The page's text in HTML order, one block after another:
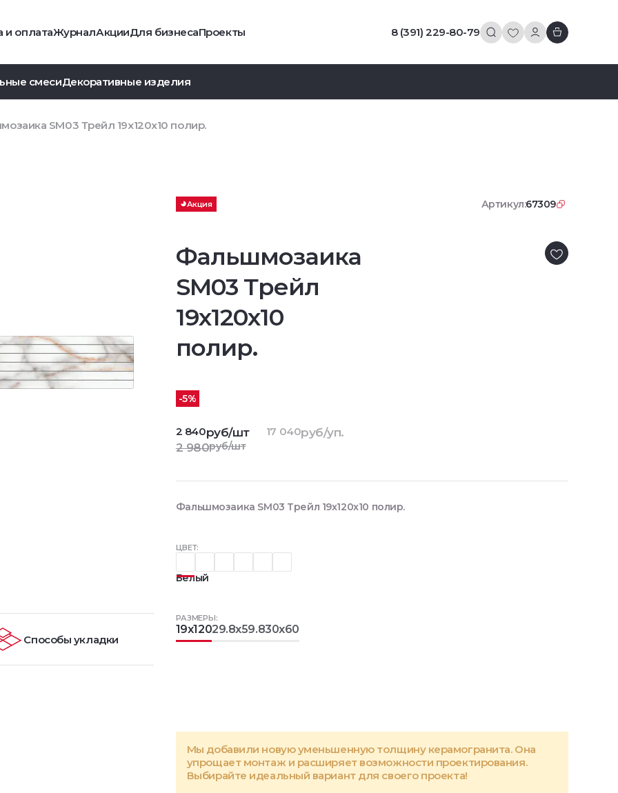
и оплатаЖурналАкцииДля бизнесаПроекты 8 (391) 229-80-79
смесиДекоративные изделия
SM03 Трейл 19x120x10 полир.
Акция Артикул:67309
Фальшмозаика
SM03 Трейл
19x120x10
полир.
ЦВЕТ:
Белый
РАЗМЕРЫ:
19x12029.8x59.830x60
Мы добавили новую уменьшенную толщину керамогранита. Она
упрощает монтаж и расширяет возможности проектирования.
Выбирайте идеальный вариант для своего проекта!
-5%
2 840руб/шт
2 980руб/шт
17 040руб/уп.
Фальшмозаика SM03 Трейл 19x120x10 полир.
Способы укладки